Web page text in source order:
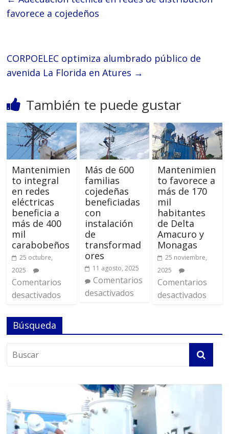
favorece a cojedeños
CORPOELEC optimiza alumbrado público de
avenida La Florida en Atures →
También te puede gustar
Mantenimien
to integral
en redes
eléctricas
beneficia a
más de 400
mil
carabobeños
25 octubre,
2025
Comentarios
desactivados
Más de 600
familias
cojedeñas
beneficiadas
con
instalación
de
transformad
ores
11 agosto, 2025
Comentarios
desactivados
Mantenimien
to favorece a
más de 170
mil
habitantes
de Delta
Amacuro y
Monagas
25 noviembre,
2025
Comentarios
desactivados
Búsqueda